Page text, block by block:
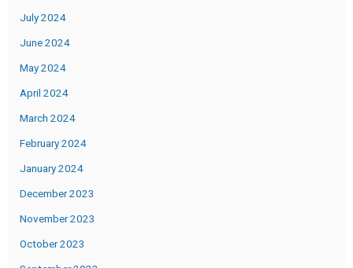
July 2024
June 2024
May 2024
April 2024
March 2024
February 2024
January 2024
December 2023
November 2023
October 2023